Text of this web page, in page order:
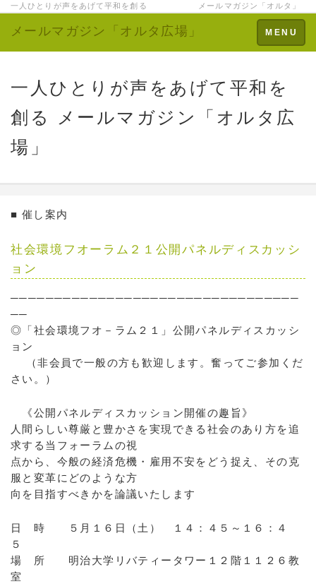
一人ひとりが声をあげて平和を創る メールマガジン「オルタ」
Toggle
navigation
MENU
メールマガジン「オルタ広場」
一人ひとりが声をあげて平和を
創る メールマガジン「オルタ広
場」
■ 催し案内
社会環境フオーラム２１公開パネルディスカッシ
ョン
─────────────────────────────────
──
◎「社会環境フオ－ラム２１」公開パネルディスカッシ
ョン
（非会員で一般の方も歓迎します。奮ってご参加くだ
さい。）
《公開パネルディスカッション開催の趣旨》
人間らしい尊厳と豊かさを実現できる社会のあり方を追
求する当フォーラムの視
点から、今般の経済危機・雇用不安をどう捉え、その克
服と変革にどのような方
向を目指すべきかを論議いたします
日 時 ５月１６日（土） １４：４５～１６：４
５
場 所 明治大学リバティータワー１２階１１２６教
室